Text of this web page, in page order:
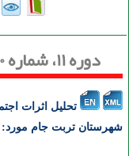
دوره ۱۱، شماره ۴۰ - ( تابستان ۱۴۰۱ )
تحلیل اثرات
تربت جام مورد: